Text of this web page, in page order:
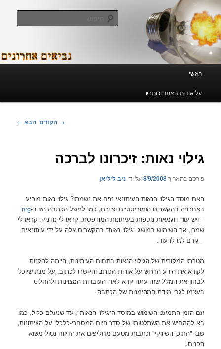
לדלג
לתוכן
נביאים אחרונים
ראשי
על אודות האתר וכותביו
ניווט
→ הקודם הבא ←
גילוי נאות: זיכרונו לברכה
פורסם בתאריך8/9/2008על ידיניב ליליאן
האם מוסד הגילוי הנאות העיתונאי נפח את נשמתו? גילוי נאות מופיע
באחרונה בהקשרים הומוריסטיים וציניים, כמו למשל הכתבה הזו ב-nrg
– ויש עוד דוגמאות נוספות בעיתונות המודפסת. קראו לי נודניק, קראו לי
שמרן, אך השימוש במושג "גילוי נאות" בהקשרים אלה על ידי עיתונאים
– גורם לגו לרעוד.
מטרתו המקורית של הגילוי הנאות בתחום העיתונות, הייתה להקנות
לקורא את הידע הדרוש על אודות הכותב והקשרו לכתוב, על מנת שיוכל
לבחון את המלל שזה עתה קרא לאור העובדות המצוינות ולהחליט
בעצמו לגבי מידת המהימנות של הכתבה.
עם הזמן התמעט השימוש במוסד ה"גילוי הנאות", עד שנעלם כליל, כמו
בא להמחיש את השתלטותו של סדר היום המסחרי-כלכלי על העיתונות,
שבו "התוכן השיווקי" וכתבות מטעם מחליפים את הדיווח נטול משוא
הפנים.